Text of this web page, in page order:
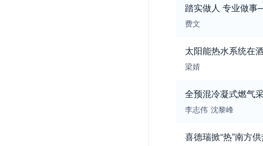
踏实做人 专业做
费文
太阳能热水系统在
梁婧
全预混冷凝式燃气
李志伟 沈黎峰
喜德瑞掀“热”南方